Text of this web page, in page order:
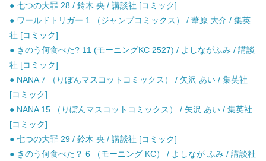
● 七つの大罪 28 / 鈴木 央 / 講談社 [コミック]
● ワールドトリガー 1 （ジャンプコミックス） / 葦原 大介 / 集英
社 [コミック]
● きのう何食べた? 11 (モーニングKC 2527) / よしながふみ / 講談
社 [コミック]
● NANA 7 （りぼんマスコットコミックス） / 矢沢 あい / 集英社
[コミック]
● NANA 15 （りぼんマスコットコミックス） / 矢沢 あい / 集英社
[コミック]
● 七つの大罪 29 / 鈴木 央 / 講談社 [コミック]
● きのう何食べた？ 6 （モーニング KC） / よしなが ふみ / 講談社